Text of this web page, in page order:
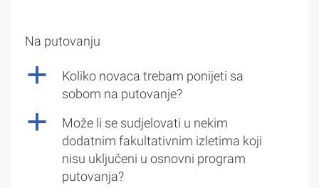
Na putovanju
a
Koliko novaca trebam ponijeti sa
sobom na putovanje?
a
Može li se sudjelovati u nekim
dodatnim fakultativnim izletima koji
nisu uključeni u osnovni program
putovanja?